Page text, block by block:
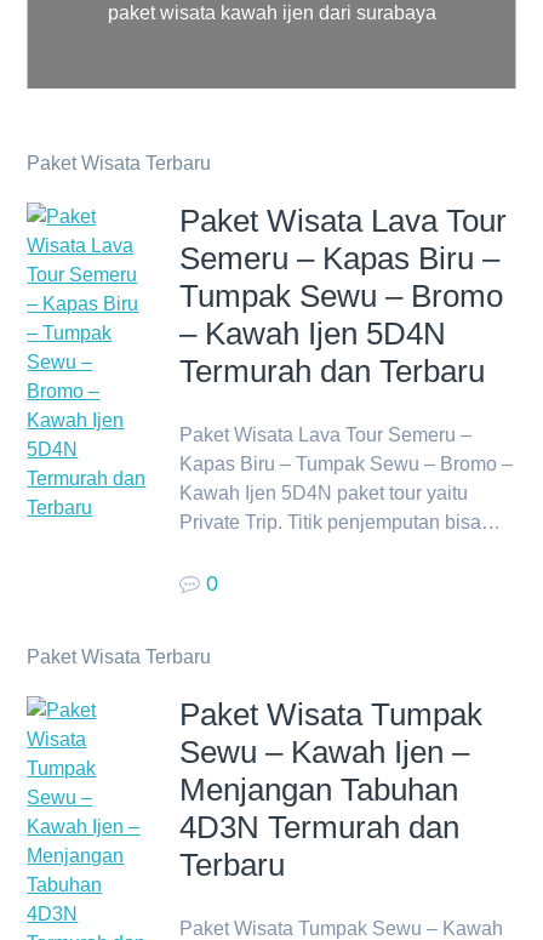
paket wisata kawah ijen dari surabaya
Paket Wisata Terbaru
Paket Wisata Lava Tour
Semeru – Kapas Biru –
Tumpak Sewu – Bromo
– Kawah Ijen 5D4N
Termurah dan Terbaru
Paket Wisata Lava Tour Semeru –
Kapas Biru – Tumpak Sewu – Bromo –
Kawah Ijen 5D4N paket tour yaitu
Private Trip. Titik penjemputan bisa…
0
Paket Wisata Terbaru
Paket Wisata Tumpak
Sewu – Kawah Ijen –
Menjangan Tabuhan
4D3N Termurah dan
Terbaru
Paket Wisata Tumpak Sewu – Kawah